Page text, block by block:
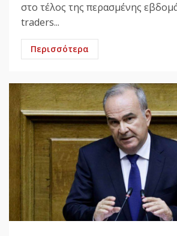
στο τέλος της περασμένης
traders...
Περισσότερα